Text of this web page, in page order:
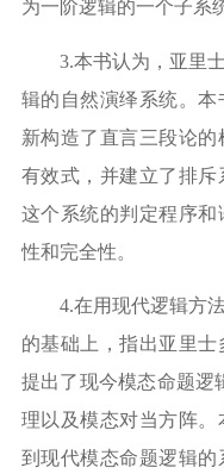
为一阶逻辑的一个子系
3.本书认为，亚里
辑的自然演绎系统。
新构造了直言三段论
有效式，并建立了排
这个系统的判定程序
性和完全性。
4.在用现代逻辑方
的基础上，指出亚里
提出了现今模态命题逻
理以及模态对当方阵
到现代模态命题逻辑